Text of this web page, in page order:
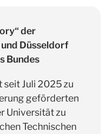
der
Düsseldorf
Bundes
seit Juli 2025 zu
geförderten
Universität zu
Technischen